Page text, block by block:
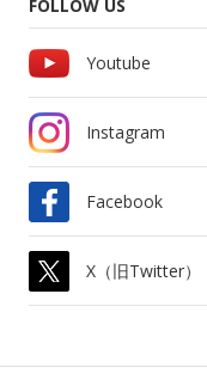
FOLLOW US
Youtube
Instagram
Facebook
X（旧Twitter）